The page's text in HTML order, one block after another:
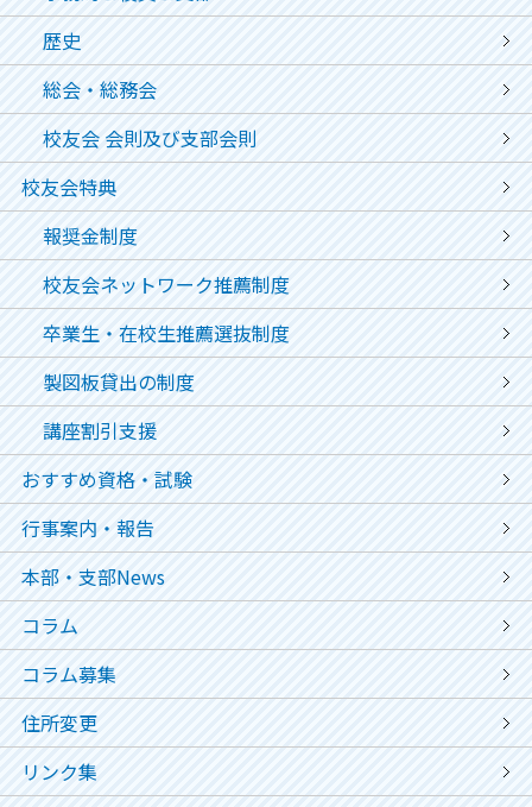
歴史
総会・総務会
校友会 会則及び支部会則
校友会特典
報奨金制度
校友会ネットワーク推薦制度
卒業生・在校生推薦選抜制度
製図板貸出の制度
講座割引支援
おすすめ資格・試験
行事案内・報告
本部・支部News
コラム
コラム募集
住所変更
リンク集